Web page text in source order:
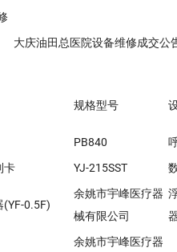
备维修成交公
规格型号
PB840
卡 YJ-215SST
0.5F)
余姚市宇峰医疗器
械有限公司
余姚市宇峰医疗器